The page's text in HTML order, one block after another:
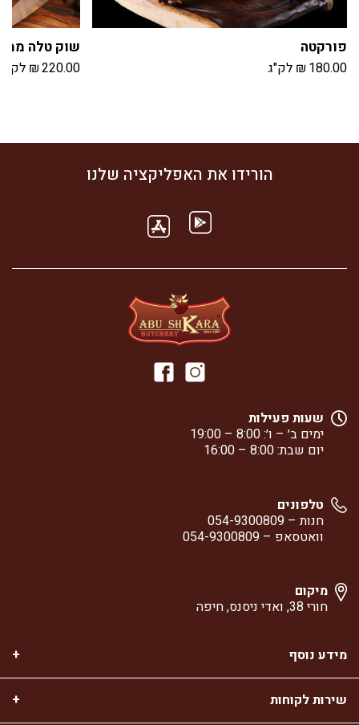
פורקטה
₪ 180.00 לק"ג
שוק טלה
₪220.00 לק"ג
הורידו את האפליקציה שלנו
שעות פעילות
ימים ב׳ – ו׳: 8:00 – 19:00
יום שבת: 8:00 – 16:00
טלפונים
חנות – 054-9300809
וואטסאפ – 054-9300809
מיקום
חורי 38, ואדי ניסנס, חיפה
מידע נוסף
שירות לקוחות